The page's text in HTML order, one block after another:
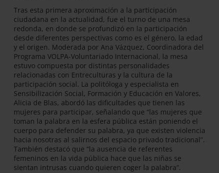
Tras esta primera aproximación a la participación
ciudadana en la actualidad, fue el turno de una mesa
redonda, en donde se profundizó en la participación
desde diferentes perspectivas como es el género, la edad
y el origen. Moderada por Ana Vázquez, Coordinadora del
Programa VOLPA-Voluntariado Internacional, la mesa
estuvo compuesta por distintas personalidades
relacionadas con Entreculturas y la cultura de la
participación social. La politóloga y especialista en
Sensibilización Social, Formación y Educación en Valores,
Alicia de Blas, abordó las dificultades que tienen las
mujeres para participar, señalando que “las mujeres que
toman la palabra en la esfera pública están poniendo el
cuerpo para defender su palabra, ya que existen violencia
hacia nosotras al salirnos del espacio privado tradicional”.
También destacó que “la ausencia de referentes
femeninos en la vida pública hace que las niñas se
sientan intrusas cuando quieren coger la palabra”.